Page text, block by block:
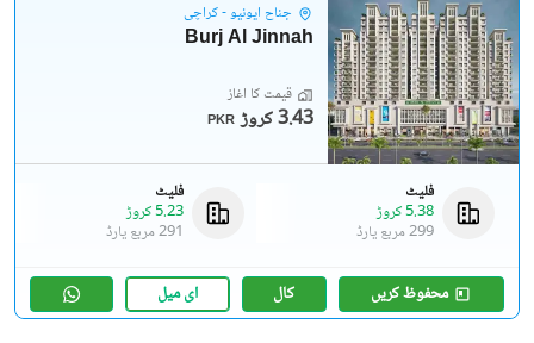
جناح ایونیو - کراچی
Burj Al Jinnah
قیمت کا آغاز
PKR 3.43 کروڑ
فلیٹ
5.38 کروڑ
299 مربع یارڈ
فلیٹ
5.23 کروڑ
291 مربع یارڈ
محفوظ کریں کال ای میل